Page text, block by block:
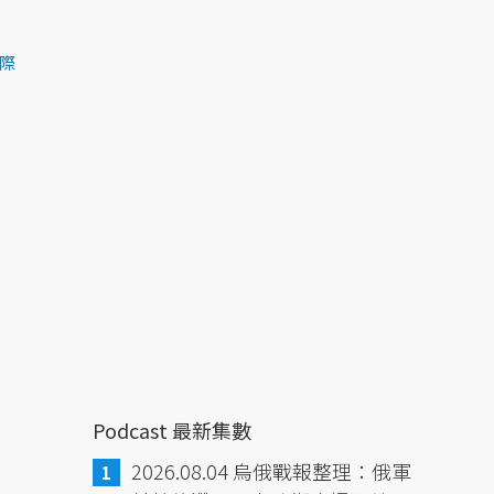
Podcast 最新集數
2026.08.04 烏俄戰報整理：俄軍